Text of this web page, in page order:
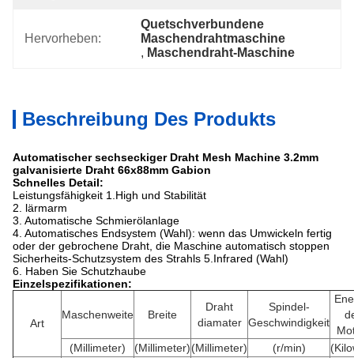
Hervorheben:
Quetschverbundene
Maschendrahtmaschine
, Maschendraht-Maschine
Beschreibung Des Produkts
Automatischer sechseckiger Draht Mesh Machine 3.2mm
galvanisierte Draht 66x88mm Gabion
Schnelles Detail:
Leistungsfähigkeit 1.High und Stabilität
2. lärmarm
3. Automatische Schmierölanlage
4. Automatisches Endsystem (Wahl): wenn das Umwickeln fertig
oder der gebrochene Draht, die Maschine automatisch stoppen
Sicherheits-Schutzsystem des Strahls 5.Infrared (Wahl)
6. Haben Sie Schutzhaube
Einzelspezifikationen:
Art
Maschenweite Breite
Draht
diamater
Spindel-
Geschwindigkeit
(Millimeter)
(Millimeter)(Millimeter) (r/min)